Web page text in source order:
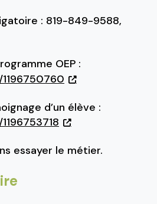
: 819-849-9588,
OEP :
d’un élève :
essayer le métier.